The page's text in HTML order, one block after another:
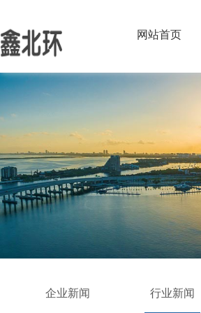
网站首页
企业新闻 行业新闻